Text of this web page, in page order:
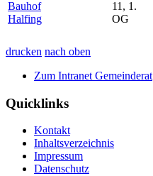
Bauhof
Halfing
11, 1.
OG
drucken nach oben
Zum Intranet Gemeinderat
Quicklinks
Kontakt
Inhaltsverzeichnis
Impressum
Datenschutz